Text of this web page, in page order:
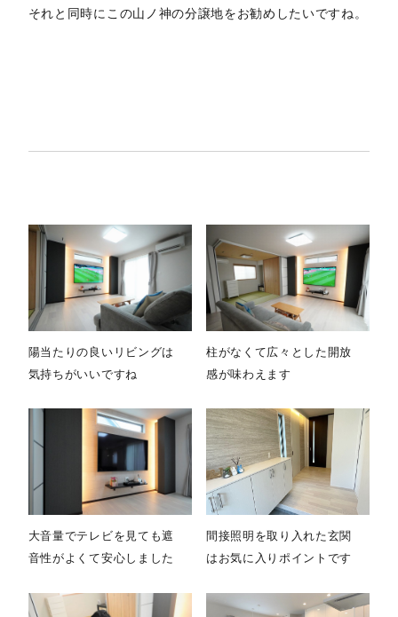
それと同時にこの山ノ神の分譲地をお勧めしたいですね。
陽当たりの良いリビングは
気持ちがいいですね
柱がなくて広々とした開放
感が味わえます
大音量でテレビを見ても遮
音性がよくて安心しました
間接照明を取り入れた玄関
はお気に入りポイントです